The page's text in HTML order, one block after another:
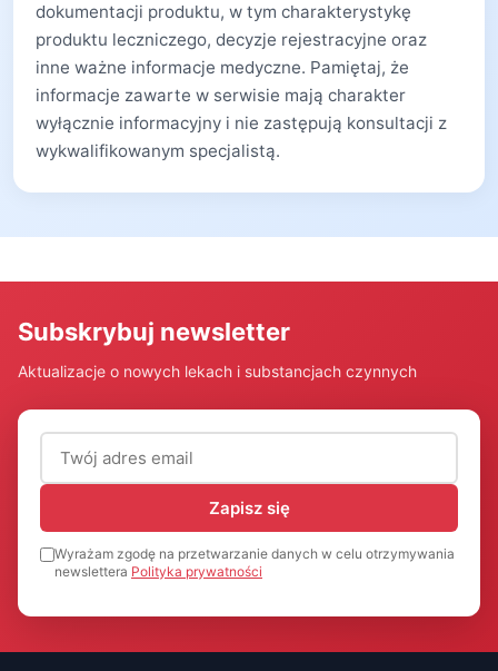
dokumentacji produktu, w tym charakterystykę
produktu leczniczego, decyzje rejestracyjne oraz
inne ważne informacje medyczne. Pamiętaj, że
informacje zawarte w serwisie mają charakter
wyłącznie informacyjny i nie zastępują konsultacji z
wykwalifikowanym specjalistą.
Subskrybuj newsletter
Aktualizacje o nowych lekach i substancjach czynnych
Adres email (wymagany)
Zapisz się
Wyrażam zgodę na przetwarzanie danych w celu otrzymywania
newslettera Polityka prywatności